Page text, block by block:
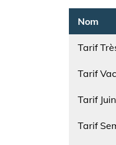
Nom
Tarif
Tarif
Tarif
Tarif